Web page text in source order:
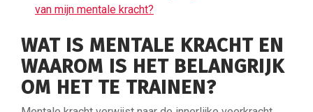
van mijn mentale kracht?
WAT IS MENTALE KRACHT EN
WAAROM IS HET BELANGRIJK
OM HET TE TRAINEN?